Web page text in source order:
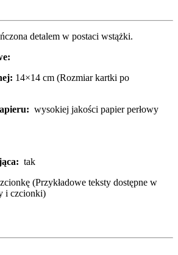
detalem w postaci wstążki.
14×14 cm (Rozmiar kartki po
wysokiej jakości papier perłowy
tak
(Przykładowe teksty dostępne w
i czcionki)